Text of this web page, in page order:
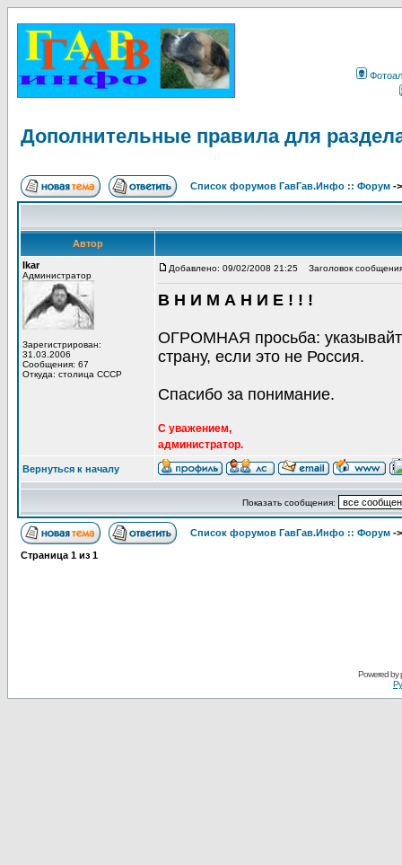
Дополнительные правила для
Список форумов ГавГав.Инфо :: Форум -
Автор
Ikar
Администратор
Зарегистрирован:
31.03.2006
Сообщения: 67
Откуда: столица СССР
Добавлено: 09/02/2008 21:25 Заголовок
В Н И М А Н И Е ! ! !
ОГРОМНАЯ просьба:
страну, если это не Россия.
Спасибо за понимание.
С уважением,
администратор.
Вернуться к началу
Показать сообщения:
Список форумов ГавГав.Инфо :: Форум -
Страница 1 из 1
Powered by